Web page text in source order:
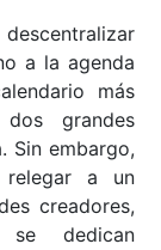
a la agenda
más
grandes
Sin embargo,
relegar a un
creadores,
se dedican